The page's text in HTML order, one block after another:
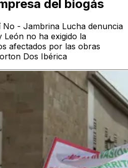
del biogás
No - Jambrina Lucha denuncia
León no ha exigido la
afectados por las obras
Dos Ibérica